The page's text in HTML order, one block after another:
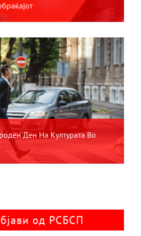
Ден На Културата Во
од РСБСП